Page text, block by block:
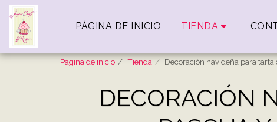
PÁGINA DE INICIO TIENDA
Página de inicio Tienda Decoración navideña para
DECORACIÓN